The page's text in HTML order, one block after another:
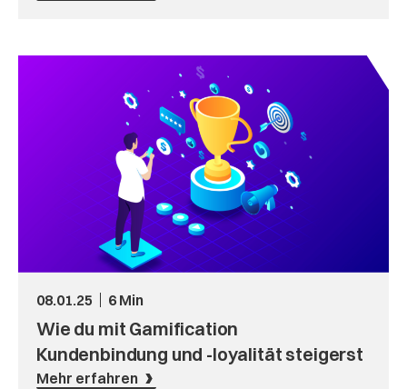
08.01.25 6 Min
Wie du mit Gamification
Kundenbindung und -loyalität steigerst
Mehr erfahren